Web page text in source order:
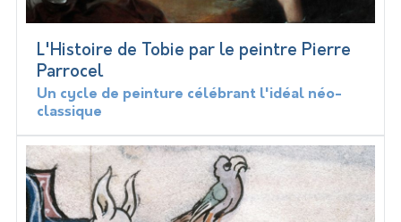
L'Histoire de Tobie par le peintre Pierre
Parrocel
Un cycle de peinture célébrant l'idéal néo-
classique